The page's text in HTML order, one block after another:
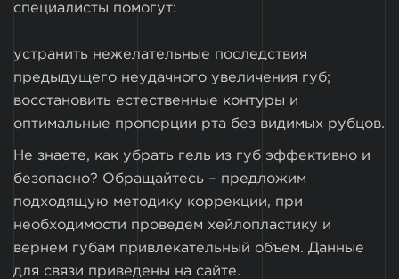
специалисты помогут:
устранить нежелательные последствия
предыдущего неудачного увеличения губ;
восстановить естественные контуры и
оптимальные пропорции рта без видимых рубцов.
Не знаете, как убрать гель из губ эффективно и
безопасно? Обращайтесь – предложим
подходящую методику коррекции, при
необходимости проведем хейлопластику и
вернем губам привлекательный объем. Данные
для связи приведены на сайте.